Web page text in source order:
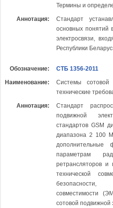
Термины и
Аннотация:
Стандарт
основных понятий
электросвязи,
Республики
Обозначение:
СТБ 1356-2011
Наименование:
Системы сотовой
технические
Аннотация:
Стандарт
подвижной
стандартов GSM
диапазона 2 100
дополнительные
параметрам
ретрансляторов и
технической
безопасности,
совместимости
сотовой подвижной